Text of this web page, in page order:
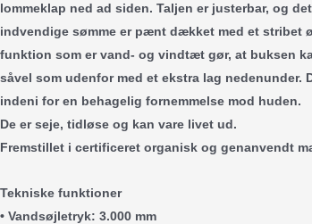
lommeklap ned ad siden. Taljen er justerbar, og
indvendige sømme er pænt dækket med et stribet
funktion som er vand- og vindtæt gør, at buksen
såvel som udenfor med et ekstra lag nedenunder.
indeni for en behagelig fornemmelse mod huden.
De er seje, tidløse og kan vare livet ud.
Fremstillet i certificeret organisk og genanvendt
Tekniske funktioner
• Vandsøjletryk: 3.000 mm